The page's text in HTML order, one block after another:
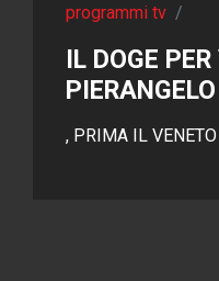
programmi tv /
IL DOGE
, PRIMA IL VENETO